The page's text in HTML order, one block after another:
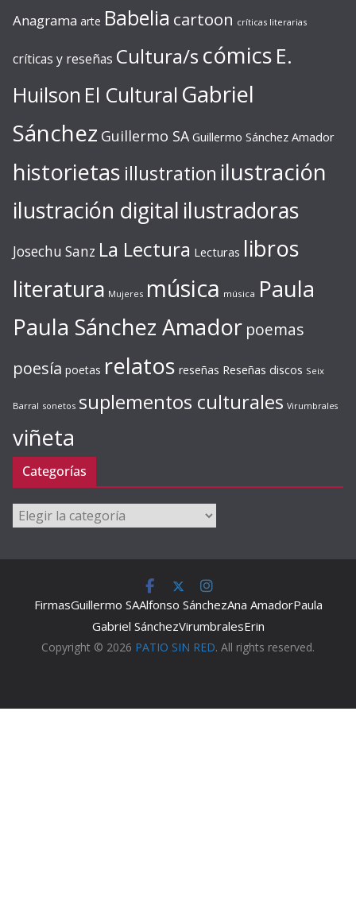
Anagrama arte Babelia cartoon críticas literarias
críticas y reseñas Cultura/s cómics E.
Huilson El Cultural Gabriel
Sánchez Guillermo SA Guillermo Sánchez Amador
historietas illustration ilustración
ilustración digital ilustradoras
Josechu Sanz La Lectura Lecturas libros
literatura Mujeres música música Paula
Paula Sánchez Amador poemas
poesía poetas relatos reseñas Reseñas discos Seix
Barral sonetos suplementos culturales Virumbrales
viñeta
Categorías
Categorías
FirmasGuillermo SAAlfonso SánchezAna AmadorPaula
Gabriel SánchezVirumbralesErin
Copyright © 2026 PATIO SIN RED. All rights reserved.